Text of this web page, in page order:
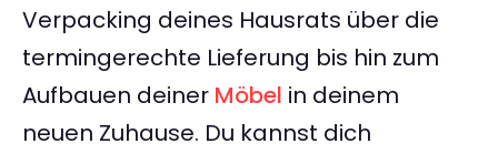
Verpacking deines Hausrats über die
termingerechte Lieferung bis hin zum
Aufbauen deiner Möbel in deinem
neuen Zuhause. Du kannst dich